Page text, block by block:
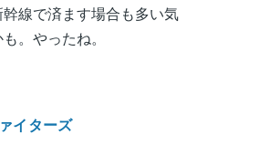
線で済ます場合も多い気
。やったね。
イターズ